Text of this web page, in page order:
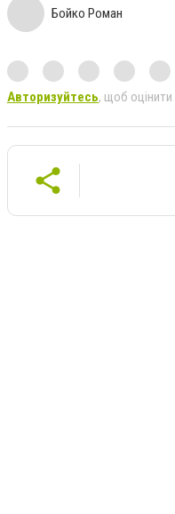
Бойко Роман
Авторизуйтесь, щоб оцінити